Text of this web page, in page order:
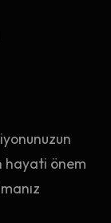
hayati önem